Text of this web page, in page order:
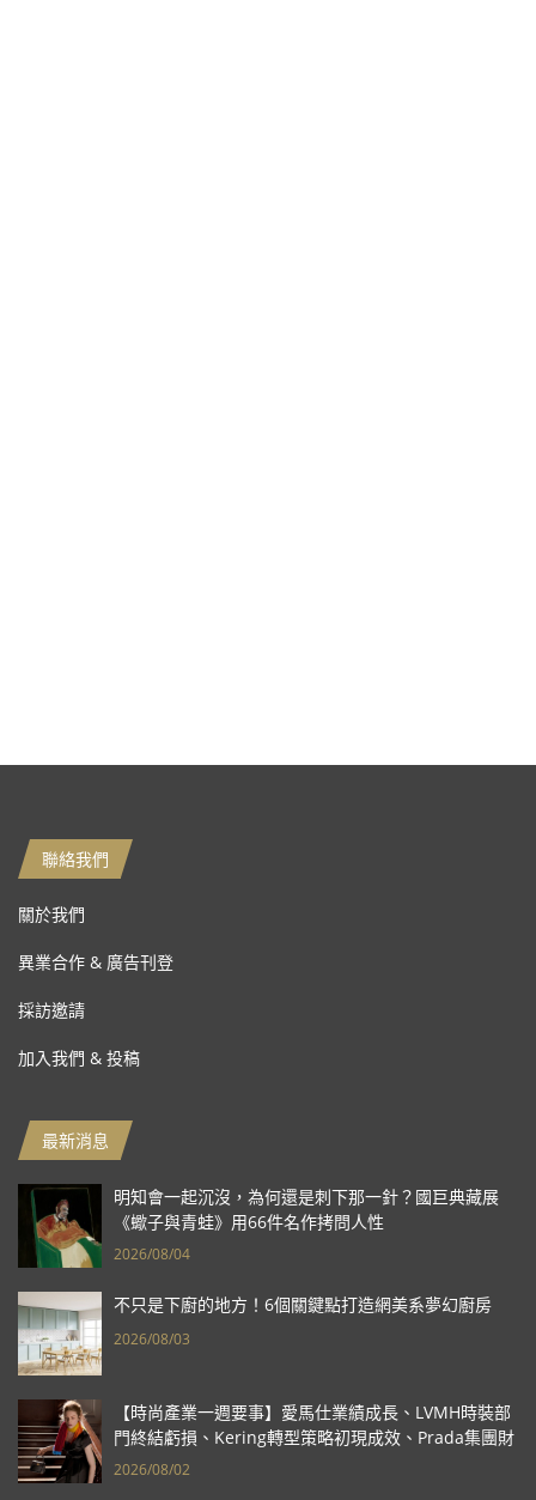
聯絡我們
關於我們
異業合作 & 廣告刊登
採訪邀請
加入我們 & 投稿
最新消息
明知會一起沉沒，為何還是刺下那一針？國巨典藏展
《蠍子與青蛙》用66件名作拷問人性
2026/08/04
不只是下廚的地方！6個關鍵點打造網美系夢幻廚房
2026/08/03
【時尚產業一週要事】愛馬仕業績成長、LVMH時裝部
門終結虧損、Kering轉型策略初現成效、Prada集團財
報亮眼
2026/08/02